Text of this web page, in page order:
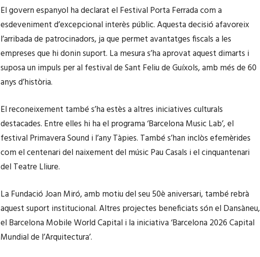
El govern espanyol ha declarat el Festival Porta Ferrada com a
esdeveniment d’excepcional interès públic. Aquesta decisió afavoreix
l’arribada de patrocinadors, ja que permet avantatges fiscals a les
empreses que hi donin suport. La mesura s’ha aprovat aquest dimarts i
suposa un impuls per al festival de Sant Feliu de Guíxols, amb més de 60
anys d’història.
El reconeixement també s’ha estès a altres iniciatives culturals
destacades. Entre elles hi ha el programa ‘Barcelona Music Lab’, el
festival Primavera Sound i l’any Tàpies. També s’han inclòs efemèrides
com el centenari del naixement del músic Pau Casals i el cinquantenari
del Teatre Lliure.
La Fundació Joan Miró, amb motiu del seu 50è aniversari, també rebrà
aquest suport institucional. Altres projectes beneficiats són el Dansàneu,
el Barcelona Mobile World Capital i la iniciativa ‘Barcelona 2026 Capital
Mundial de l’Arquitectura’.